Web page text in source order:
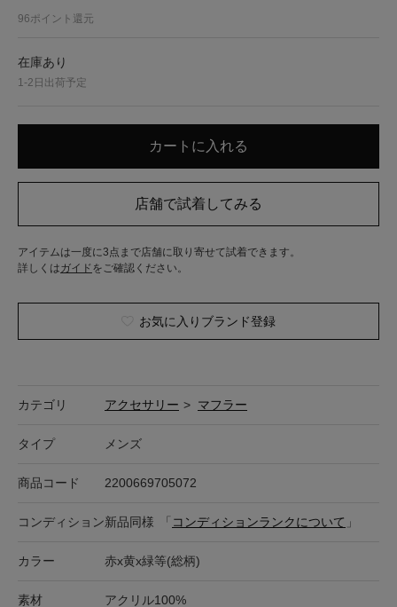
96ポイント還元
在庫あり
1-2日出荷予定
アイテムは一度に3点まで店舗に取り寄せて試着できます。
詳しくはガイド をご確認ください。
お気に入りブランド登録
カテゴリ アクセサリー > マフラー
タイプ メンズ
商品コード 2200669705072
コンディション新品同様 「 コンディションランクについて 」
カラー 赤x黄x緑等(総柄)
素材 アクリル100%